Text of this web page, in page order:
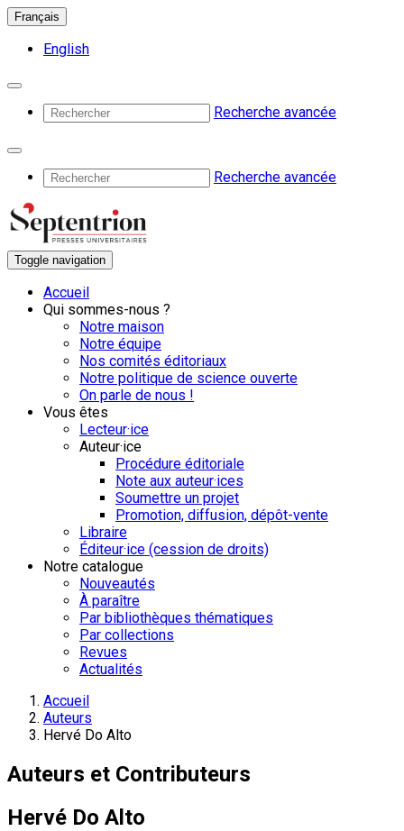
Français
English
Recherche avancée
Recherche avancée
Toggle navigation
Accueil
Qui sommes-nous ?
Notre maison
Notre équipe
Nos comités éditoriaux
Notre politique de science ouverte
On parle de nous !
Vous êtes
Lecteur·ice
Auteur·ice
Procédure éditoriale
Note aux auteur·ices
Soumettre un projet
Promotion, diffusion, dépôt-vente
Libraire
Éditeur·ice (cession de droits)
Notre catalogue
Nouveautés
À paraître
Par bibliothèques thématiques
Par collections
Revues
Actualités
Accueil
Auteurs
Hervé Do Alto
Auteurs et Contributeurs
Hervé Do Alto